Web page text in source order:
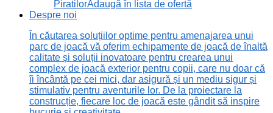
PiratilorAdaugă în lista de ofertă
Despre noi
În căutarea soluțiilor optime pentru amenajarea unui
parc de joacă vă oferim echipamente de joacă de înaltă
calitate și soluții inovatoare pentru crearea unui
complex de joacă exterior pentru copii, care nu doar că
îi încântă pe cei mici, dar asigură și un mediu sigur și
stimulativ pentru aventurile lor. De la proiectare la
construcție, fiecare loc de joacă este gândit să inspire